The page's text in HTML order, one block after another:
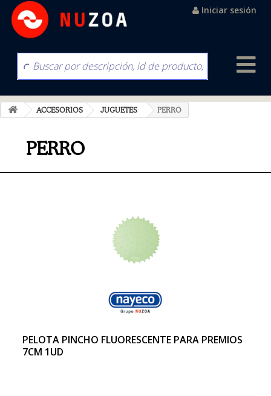
Iniciar sesión
ACCESORIOS JUGUETES PERRO
PERRO
PELOTA PINCHO FLUORESCENTE PARA PREMIOS
7CM 1UD